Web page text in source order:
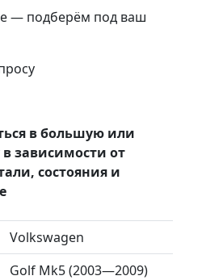
— подберём под ваш
в большую или
зависимости от
состояния и
Volkswagen
Golf Mk5 (2003—2009)